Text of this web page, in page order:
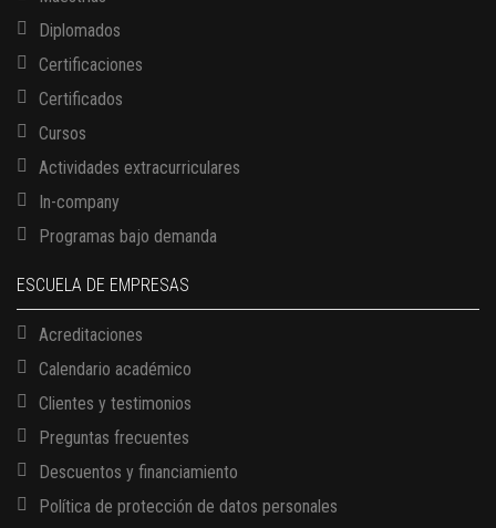
Diplomados
Certificaciones
Certificados
Cursos
Actividades extracurriculares
In-company
Programas bajo demanda
ESCUELA DE EMPRESAS
Acreditaciones
Calendario académico
Clientes y testimonios
Preguntas frecuentes
Descuentos y financiamiento
Política de protección de datos personales